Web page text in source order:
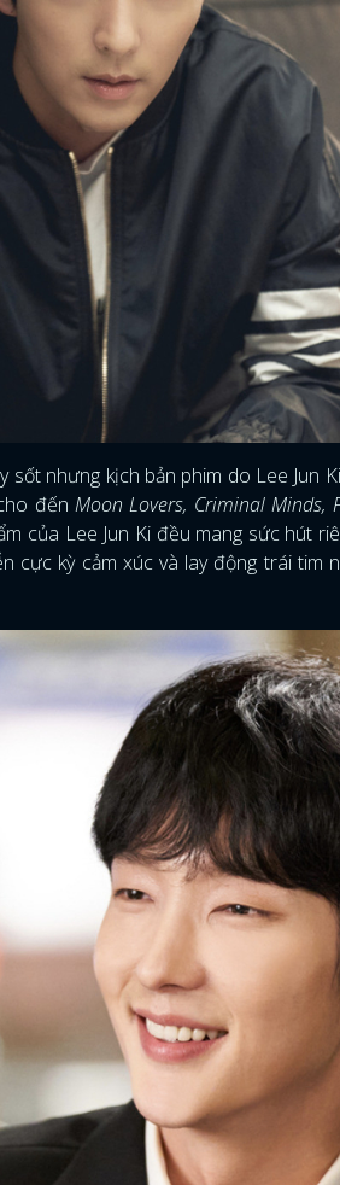
nhưng kịch bản phim do Lee Jun
đếnMoon Lovers, Criminal Minds,
của Lee Jun Ki đều mang sức hút
cực kỳ cảm xúc và lay động trái tim